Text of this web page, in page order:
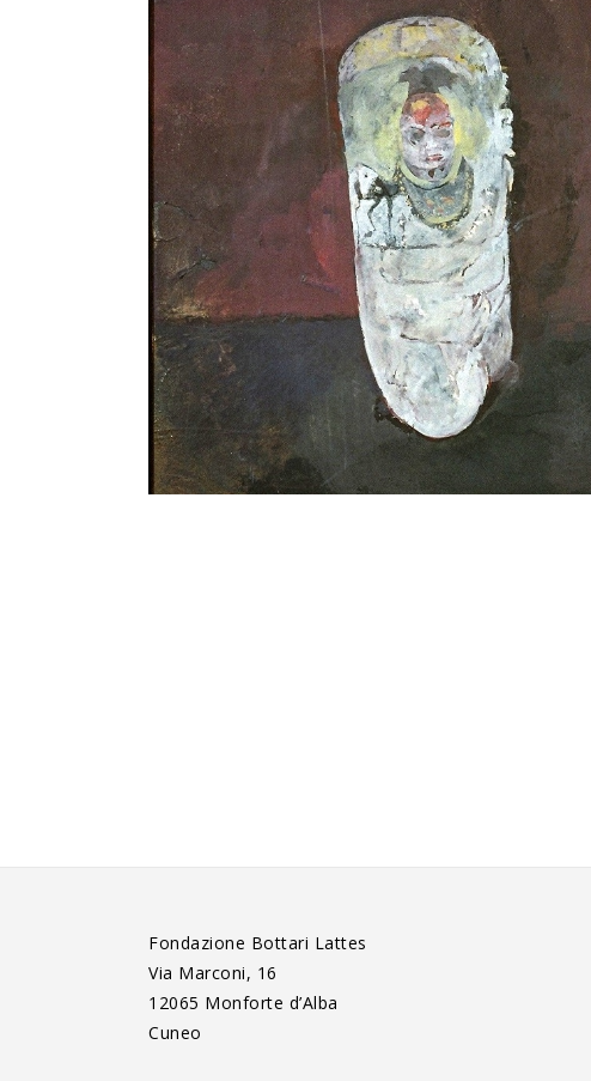
Fondazione Bottari Lattes
Via Marconi, 16
12065 Monforte d’Alba
Cuneo